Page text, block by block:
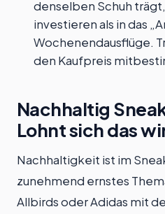
denselben Schuh
investieren als in das
Wochenendausflüge.
den Kaufpreis
Nachhaltig
Lohnt sich das
Nachhaltigkeit ist im
zunehmend ernstes
Allbirds oder Adidas mit